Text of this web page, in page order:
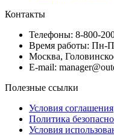
Контакты
Телефоны: 8-800-
Время работы: Пн-
Москва,
E-mail:
Полезные ссылки
Условия соглашения
Политика
Условия